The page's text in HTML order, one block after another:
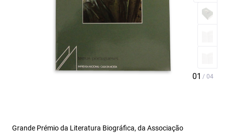
Grande Prémio da Literatura Biográfica, da Associação